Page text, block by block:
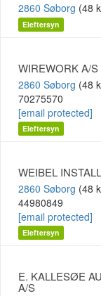
2860 Søborg (48
Eleftersyn
WIREWORK A/S
2860 Søborg (48
70275570
[email protected]
Eleftersyn
WEIBEL
2860 Søborg (48
44980849
[email protected]
Eleftersyn
E. KALLESØE
A/S